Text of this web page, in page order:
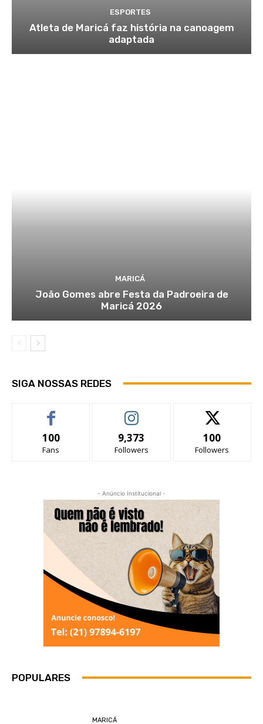
ESPORTES
Atleta de Maricá faz história na canoagem
adaptada
MARICÁ
João Gomes abre Festa da Padroeira de
Maricá 2026
SIGA NOSSAS REDES
100
Fans
9,373
Followers
100
Followers
- Anúncio Institucional -
POPULARES
MARICÁ